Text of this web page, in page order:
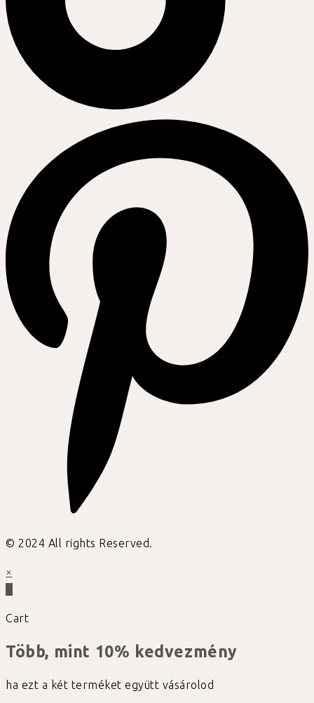
© 2024 All rights Reserved.
×
Cart
Több, mint 10% kedvezmény
ha ezt a két terméket együtt vásárolod